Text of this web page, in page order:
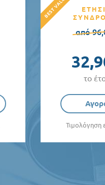
από
το
Τιμολόγηση